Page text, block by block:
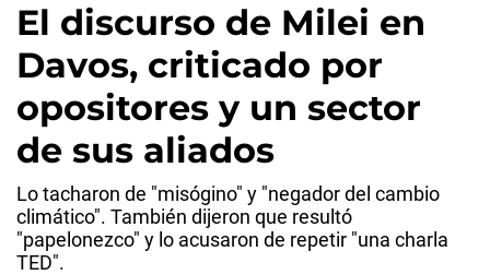
El discurso de Milei en
Davos, criticado por
opositores y un sector
de sus aliados
Lo tacharon de "misógino" y "negador del cambio
climático". También dijeron que resultó
"papelonezco" y lo acusaron de repetir "una charla
TED".